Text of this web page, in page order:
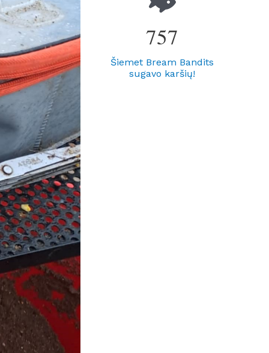
757
Šiemet Bream Bandits
sugavo karšių!